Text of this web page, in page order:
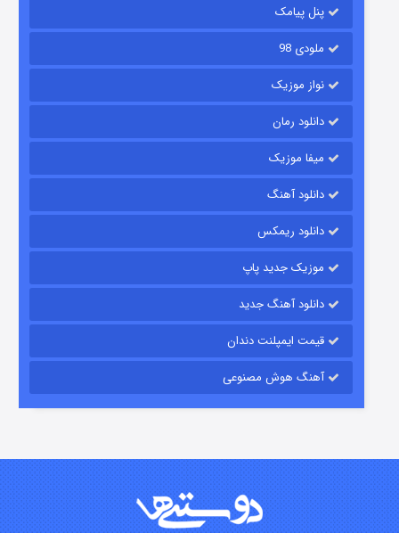
قسمت۱۵ (دوبله) منتشر شد
پنل پیامک
ملودی 98
نواز موزیک
دانلود رمان
میفا موزیک
دانلود آهنگ
دانلود ریمکس
موزیک جدید پاپ
دانلود آهنگ جدید
قیمت ایمپلنت دندان
آهنگ هوش مصنوعی